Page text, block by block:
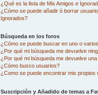
¿Qué es la lista de Mis Amigos e
¿Cómo se puede añadir ó borrar
Ignorados?
Búsqueda en los foros
¿Cómo se puede buscar en uno o
¿Por qué mi búsqueda me devuelve
¿Por qué mi búsqueda me devuelve
¿Cómo busco usuarios?
¿Como se puede encontrar mis propios
Suscripción y Añadido de temas a